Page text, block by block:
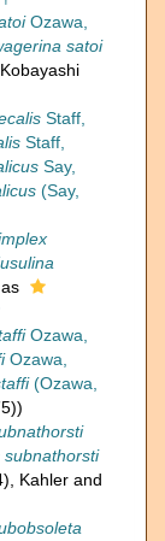
Ozawa,
satoi
Staff,
Staff,
Say,
(Say,
Ozawa,
Ozawa,
(Ozawa,
subnathorsti
Kahler and